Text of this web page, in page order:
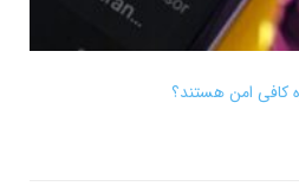
کافی امن هستند؟